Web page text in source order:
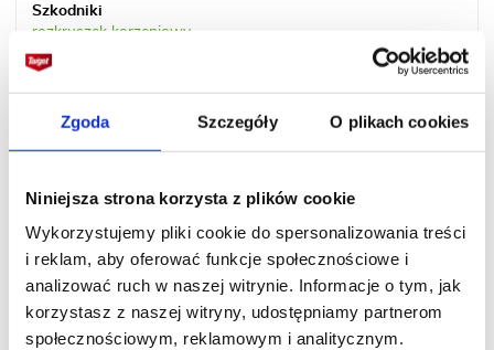
Zgoda Szczegóły O plikach cookies
Niniejsza strona korzysta z plików cookie
Wykorzystujemy pliki cookie do spersonalizowania treści
i reklam, aby oferować funkcje społecznościowe i
analizować ruch w naszej witrynie. Informacje o tym, jak
korzystasz z naszej witryny, udostępniamy partnerom
społecznościowym, reklamowym i analitycznym.
rozkruszek korzeniowy
MOSPILAN® 20 SP,KARATE SPRAY®
pordzewiacz jabłoniowy